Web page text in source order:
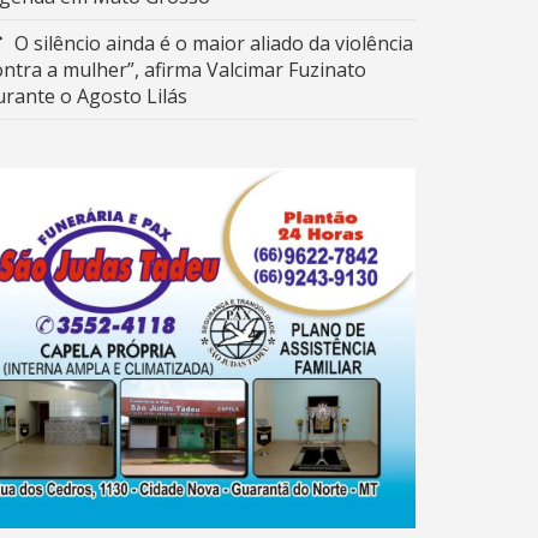
O silêncio ainda é o maior aliado da violência
a mulher”, afirma Valcimar Fuzinato
o Agosto Lilás